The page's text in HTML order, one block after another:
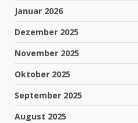
Januar 2026
Dezember 2025
November 2025
Oktober 2025
September 2025
August 2025